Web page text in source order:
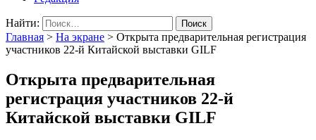
Найти:
Главная > На экране > Открыта предварительная регистрация
участников 22-й Китайской выставки GILF
Открыта предварительная
регистрация участников 22-й
Китайской выставки GILF